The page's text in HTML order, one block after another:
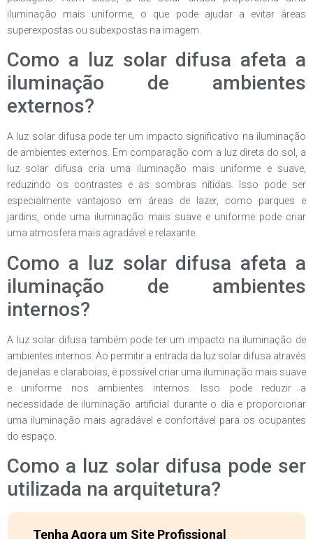
iluminação mais uniforme, o que pode ajudar a evitar áreas
superexpostas ou subexpostas na imagem.
Como a luz solar difusa afeta a
iluminação de ambientes
externos?
A luz solar difusa pode ter um impacto significativo na iluminação
de ambientes externos. Em comparação com a luz direta do sol, a
luz solar difusa cria uma iluminação mais uniforme e suave,
reduzindo os contrastes e as sombras nítidas. Isso pode ser
especialmente vantajoso em áreas de lazer, como parques e
jardins, onde uma iluminação mais suave e uniforme pode criar
uma atmosfera mais agradável e relaxante.
Como a luz solar difusa afeta a
iluminação de ambientes
internos?
A luz solar difusa também pode ter um impacto na iluminação de
ambientes internos. Ao permitir a entrada da luz solar difusa através
de janelas e claraboias, é possível criar uma iluminação mais suave
e uniforme nos ambientes internos. Isso pode reduzir a
necessidade de iluminação artificial durante o dia e proporcionar
uma iluminação mais agradável e confortável para os ocupantes
do espaço.
Como a luz solar difusa pode ser
utilizada na arquitetura?
Tenha Agora um Site Profissional